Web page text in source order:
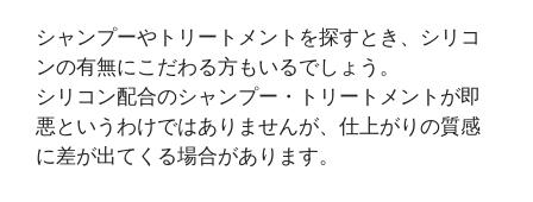
シャンプーやトリートメントを探すとき、シリコ
ンの有無にこだわる方もいるでしょう。
シリコン配合のシャンプー・トリートメントが即
悪というわけではありませんが、仕上がりの質感
に差が出てくる場合があります。